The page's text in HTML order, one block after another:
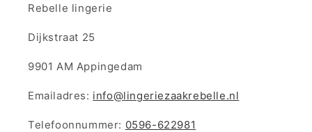
Rebelle lingerie
Dijkstraat 25
9901 AM Appingedam
Emailadres: info@lingeriezaakrebelle.nl
Telefoonnummer: 0596-622981